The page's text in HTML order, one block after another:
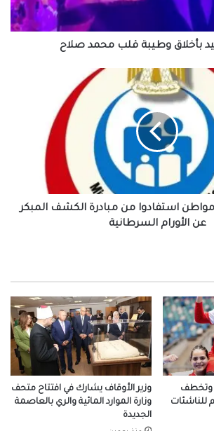
بأخلاق وطيبة قلب محمد صلاح
مليون مواطن استفادوا من مبادرة الكشف المبكر
عن الأورام السرطانية
وتخطف
للناشئات
وزير الأوقاف يشارك في افتتاح متحف
وزارة الموارد المائية والري بالعاصمة
الجديدة